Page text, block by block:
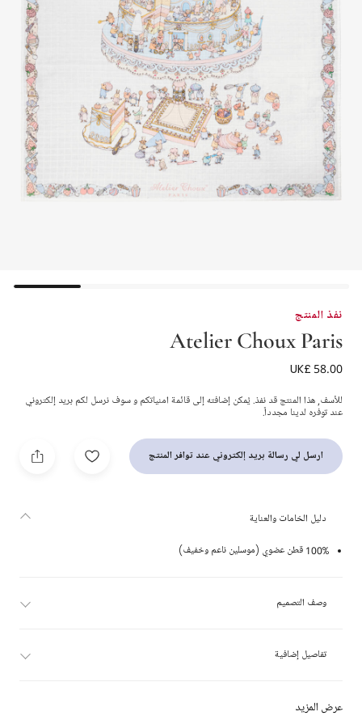
نفذ المنتج
Atelier Choux Paris
لفافة قطن عضوي لون عاجي للأطفال (99 سم)
UK£ 58.00
للأسف, هذا المنتج قد نفذ. يُمكن إضافته إلى قائمة امنياتكم و سوف نرسل لكم بريد إلكتروني
عند توفره لدينا مجدداً.
ارسل لي رسالة بريد إلكتروني عند توافر المنتج
عرض المزيد
دليل الخامات والعناية
100% قطن عضوي (موسلين ناعم وخفيف)
وصف التصميم
تفاصيل إضافية